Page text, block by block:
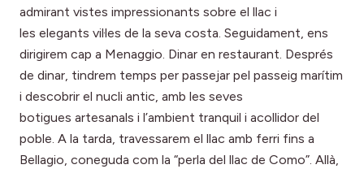
admirant vistes impressionants sobre el llac i
les elegants vil·les de la seva costa. Seguidament, ens
dirigirem cap a Menaggio. Dinar en restaurant. Després
de dinar, tindrem temps per passejar pel passeig marítim
i descobrir el nucli antic, amb les seves
botigues artesanals i l’ambient tranquil i acollidor del
poble. A la tarda, travessarem el llac amb ferri fins a
Bellagio, coneguda com la “perla del llac de Como”. Allà,